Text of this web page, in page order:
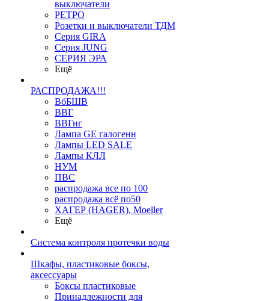
выключатели
РЕТРО
Розетки и выключатели ТДМ
Серия GIRA
Серия JUNG
СЕРИЯ ЭРА
Ещё
РАСПРОДАЖА!!!
ВбБШВ
ВВГ
ВВГнг
Лампа GE галогенн
Лампы LED SALE
Лампы КЛЛ
НУМ
ПВС
распродажа все по 100
распродажа всё по50
ХАГЕР (HAGER), Moeller
Ещё
Система контроля протечки воды
Шкафы, пластиковые боксы,
аксессуары
Боксы пластиковые
Принадлежности для